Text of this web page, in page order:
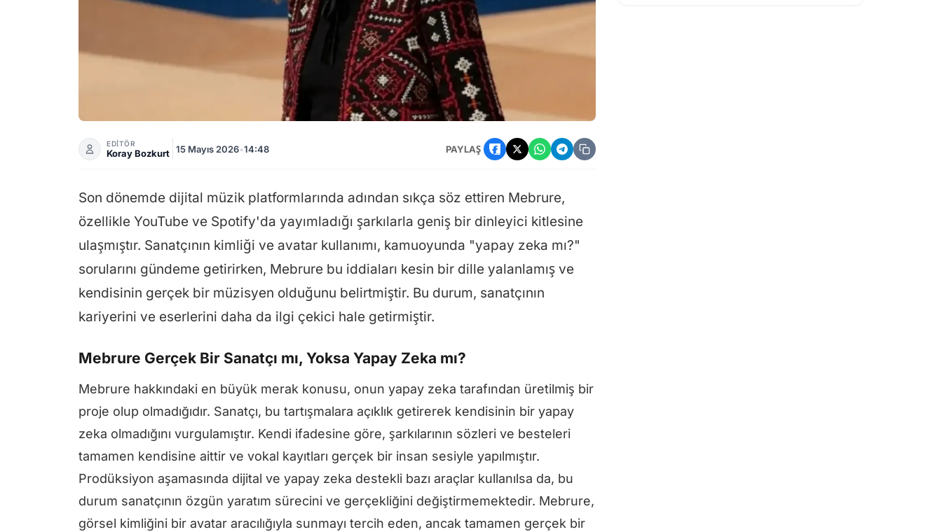
EDİTÖR
Koray Bozkurt 15 Mayıs 2026•14:48 PAYLAŞ
Son dönemde dijital müzik platformlarında adından sıkça söz ettiren Mebrure,
özellikle YouTube ve Spotify'da yayımladığı şarkılarla geniş bir dinleyici kitlesine
ulaşmıştır. Sanatçının kimliği ve avatar kullanımı, kamuoyunda "yapay zeka mı?"
sorularını gündeme getirirken, Mebrure bu iddiaları kesin bir dille yalanlamış ve
kendisinin gerçek bir müzisyen olduğunu belirtmiştir. Bu durum, sanatçının
kariyerini ve eserlerini daha da ilgi çekici hale getirmiştir.
Mebrure Gerçek Bir Sanatçı mı, Yoksa Yapay Zeka mı?
Mebrure hakkındaki en büyük merak konusu, onun yapay zeka tarafından üretilmiş bir
proje olup olmadığıdır. Sanatçı, bu tartışmalara açıklık getirerek kendisinin bir yapay
zeka olmadığını vurgulamıştır. Kendi ifadesine göre, şarkılarının sözleri ve besteleri
tamamen kendisine aittir ve vokal kayıtları gerçek bir insan sesiyle yapılmıştır.
Prodüksiyon aşamasında dijital ve yapay zeka destekli bazı araçlar kullanılsa da, bu
durum sanatçının özgün yaratım sürecini ve gerçekliğini değiştirmemektedir. Mebrure,
görsel kimliğini bir avatar aracılığıyla sunmayı tercih eden, ancak tamamen gerçek bir